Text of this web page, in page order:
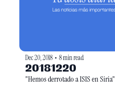
Dec 20, 2018 • 8 min read
20181220
"Hemos derrotado a ISIS en Siria"